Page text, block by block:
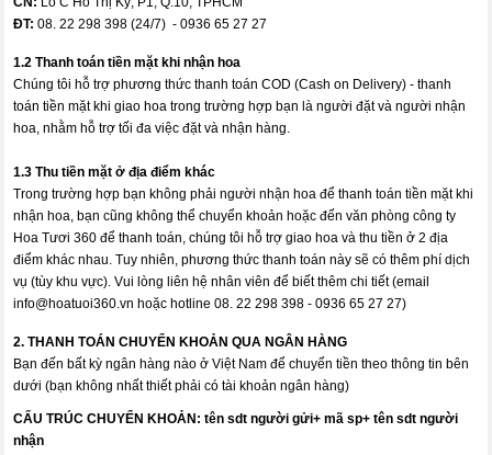
ĐT: 08. 22 298 398 (24/7) - 0936 65 27 27
1.2 Thanh toán tiền mặt khi nhận hoa
Chúng tôi hỗ trợ phương thức thanh toán COD (Cash on Delivery) - thanh
toán tiền mặt khi giao hoa trong trường hợp bạn là người đặt và người nhận
hoa, nhằm hỗ trợ tối đa việc đặt và nhận hàng.
1.3 Thu tiền mặt ở địa điểm khác
Trong trường hợp bạn không phải người nhận hoa để thanh toán tiền mặt khi
nhận hoa, bạn cũng không thể chuyển khoản hoặc đến văn phòng công ty
Hoa Tươi 360 để thanh toán, chúng tôi hỗ trợ giao hoa và thu tiền ở 2 địa
điểm khác nhau. Tuy nhiên, phương thức thanh toán này sẽ có thêm phí dịch
vụ (tùy khu vực). Vui lòng liên hệ nhân viên để biết thêm chi tiết (email
info@hoatuoi360.vn hoặc hotline 08. 22 298 398 - 0936 65 27 27)
2. THANH TOÁN CHUYỂN KHOẢN QUA NGÂN HÀNG
Bạn đến bất kỳ ngân hàng nào ở Việt Nam để chuyển tiền theo thông tin bên
dưới (bạn không nhất thiết phải có tài khoản ngân hàng)
CẤU TRÚC CHUYỂN KHOẢN:tên sdt người gửi+ mã sp+ tên sdt người
nhận